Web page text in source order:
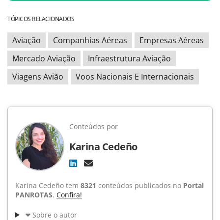
TÓPICOS RELACIONADOS
Aviação Companhias Aéreas
Empresas Aéreas
Mercado Aviação
Infraestrutura Aviação
Viagens Avião
Voos Nacionais E Internacionais
Conteúdos por
Karina Cedeño
Karina Cedeño tem 8321 conteúdos publicados no Portal
PANROTAS. Confira!
Sobre o autor